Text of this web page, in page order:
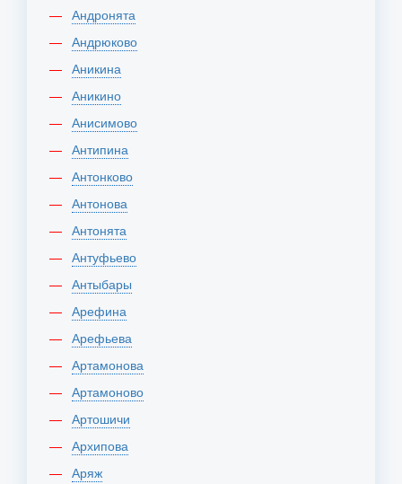
Андронята
Андрюково
Аникина
Аникино
Анисимово
Антипина
Антонково
Антонова
Антонята
Антуфьево
Антыбары
Арефина
Арефьева
Артамонова
Артамоново
Артошичи
Архипова
Аряж